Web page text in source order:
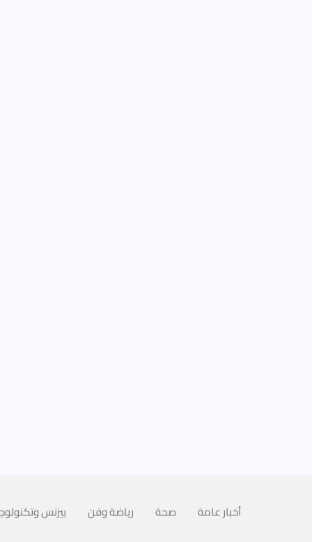
أخبار عامة صحة رياضة وفن بيزنس